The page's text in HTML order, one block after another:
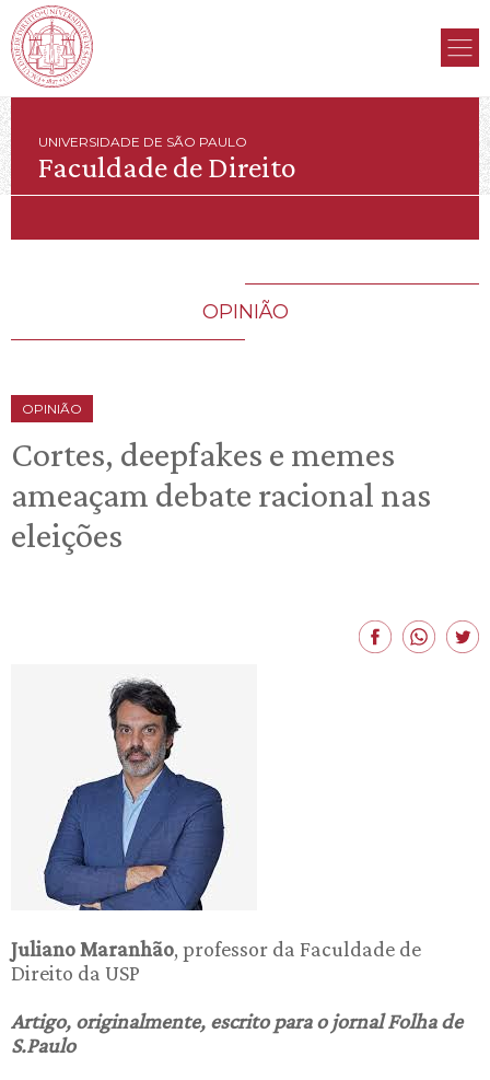
UNIVERSIDADE DE SÃO PAULO
Faculdade de Direito
OPINIÃO
OPINIÃO
Cortes, deepfakes e memes
ameaçam debate racional nas
eleições
Juliano Maranhão, professor da Faculdade de
Direito da USP
Artigo, originalmente, escrito para o jornal Folha de
S.Paulo